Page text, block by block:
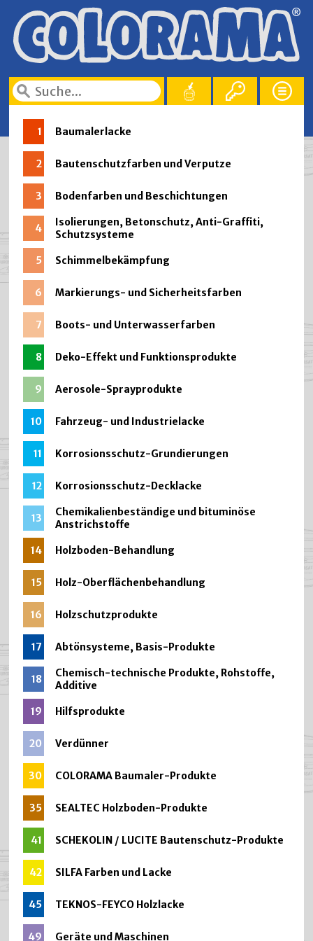
1 Baumalerlacke
2 Bautenschutzfarben und Verputze
3 Bodenfarben und Beschichtungen
4
Isolierungen, Betonschutz, Anti-Graffiti,
Schutzsysteme
5 Schimmelbekämpfung
6 Markierungs- und Sicherheitsfarben
7 Boots- und Unterwasserfarben
8 Deko-Effekt und Funktionsprodukte
9 Aerosole-Sprayprodukte
10 Fahrzeug- und Industrielacke
11 Korrosionsschutz-Grundierungen
12 Korrosionsschutz-Decklacke
13
Chemikalienbeständige und bituminöse
Anstrichstoffe
14 Holzboden-Behandlung
15 Holz-Oberflächenbehandlung
16 Holzschutzprodukte
17 Abtönsysteme, Basis-Produkte
18
Chemisch-technische Produkte, Rohstoffe,
Additive
19 Hilfsprodukte
20 Verdünner
30 COLORAMA Baumaler-Produkte
35 SEALTEC Holzboden-Produkte
41 SCHEKOLIN / LUCITE Bautenschutz-Produkte
42 SILFA Farben und Lacke
45 TEKNOS-FEYCO Holzlacke
49 Geräte und Maschinen